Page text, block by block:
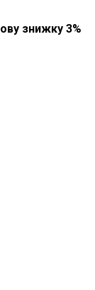
знижку 3%